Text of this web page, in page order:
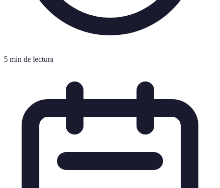
5 min de lectura